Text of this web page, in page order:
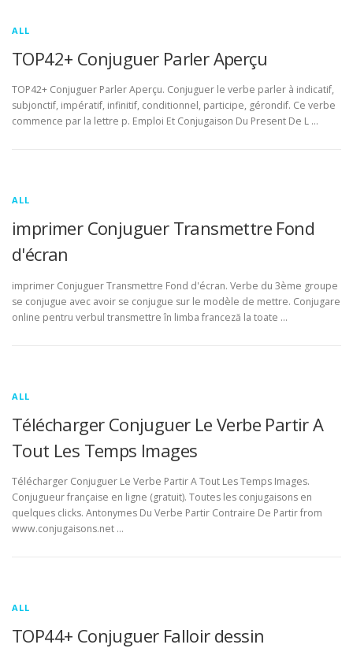
ALL
TOP42+ Conjuguer Parler Aperçu
TOP42+ Conjuguer Parler Aperçu. Conjuguer le verbe parler à indicatif,
subjonctif, impératif, infinitif, conditionnel, participe, gérondif. Ce verbe
commence par la lettre p. Emploi Et Conjugaison Du Present De L …
ALL
imprimer Conjuguer Transmettre Fond
d'écran
imprimer Conjuguer Transmettre Fond d'écran. Verbe du 3ème groupe
se conjugue avec avoir se conjugue sur le modèle de mettre. Conjugare
online pentru verbul transmettre în limba franceză la toate …
ALL
Télécharger Conjuguer Le Verbe Partir A
Tout Les Temps Images
Télécharger Conjuguer Le Verbe Partir A Tout Les Temps Images.
Conjugueur française en ligne (gratuit). Toutes les conjugaisons en
quelques clicks. Antonymes Du Verbe Partir Contraire De Partir from
www.conjugaisons.net …
ALL
TOP44+ Conjuguer Falloir dessin